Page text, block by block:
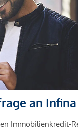
an
Immobilienkredit-